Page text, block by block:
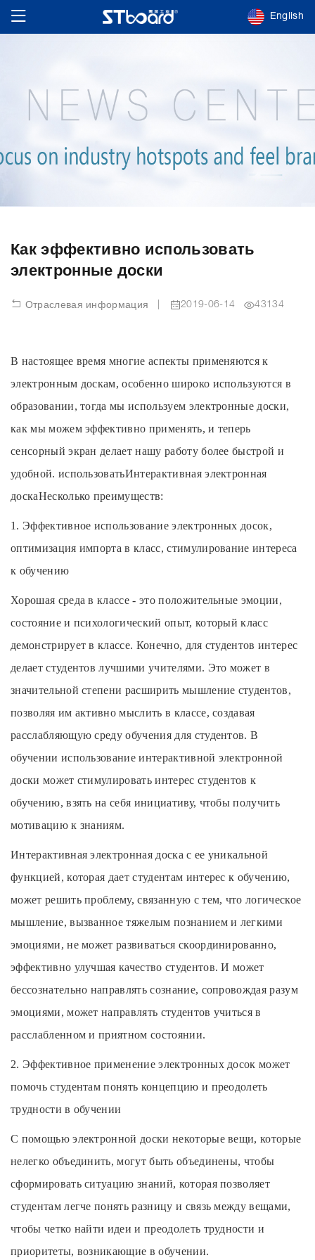
English
Как эффективно использовать
электронные доски
Отраслевая информация 2019-06-14 43134
В настоящее время многие аспекты применяются к
электронным доскам, особенно широко используются в
образовании, тогда мы используем электронные доски,
как мы можем эффективно применять, и теперь
сенсорный экран делает нашу работу более быстрой и
удобной. использоватьИнтерактивная электронная
доскаНесколько преимуществ:
1. Эффективное использование электронных досок,
оптимизация импорта в класс, стимулирование интереса
к обучению
Хорошая среда в классе - это положительные эмоции,
состояние и психологический опыт, который класс
демонстрирует в классе. Конечно, для студентов интерес
делает студентов лучшими учителями. Это может в
значительной степени расширить мышление студентов,
позволяя им активно мыслить в классе, создавая
расслабляющую среду обучения для студентов. В
обучении использование интерактивной электронной
доски может стимулировать интерес студентов к
обучению, взять на себя инициативу, чтобы получить
мотивацию к знаниям.
Интерактивная электронная доска с ее уникальной
функцией, которая дает студентам интерес к обучению,
может решить проблему, связанную с тем, что логическое
мышление, вызванное тяжелым познанием и легкими
эмоциями, не может развиваться скоординированно,
эффективно улучшая качество студентов. И может
бессознательно направлять сознание, сопровождая разум
эмоциями, может направлять студентов учиться в
расслабленном и приятном состоянии.
2. Эффективное применение электронных досок может
помочь студентам понять концепцию и преодолеть
трудности в обучении
С помощью электронной доски некоторые вещи, которые
нелегко объединить, могут быть объединены, чтобы
сформировать ситуацию знаний, которая позволяет
студентам легче понять разницу и связь между вещами,
чтобы четко найти идеи и преодолеть трудности и
приоритеты, возникающие в обучении.